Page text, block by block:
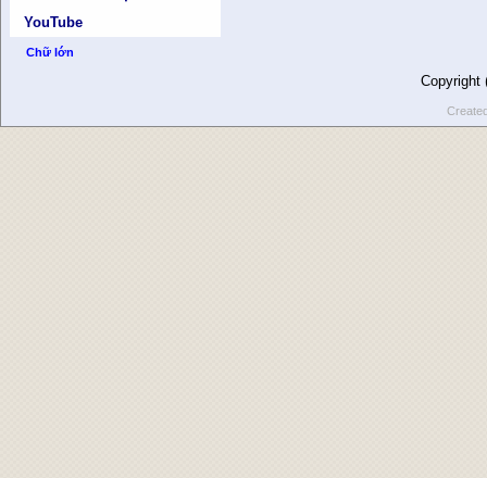
YouTube
Chữ lớn
Copyright